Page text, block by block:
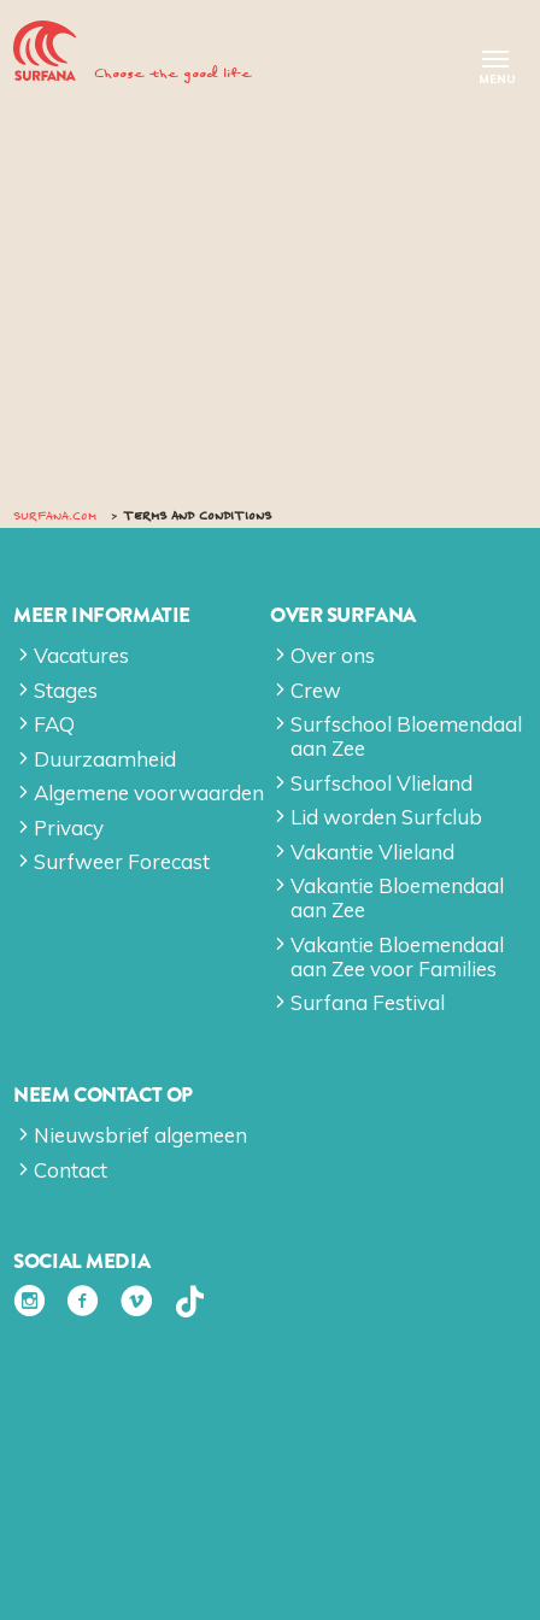
Choose the good life
SURFANA.COM TERMS AND CONDITIONS
MEER INFORMATIE
Vacatures
Stages
FAQ
Duurzaamheid
Algemene voorwaarden
Privacy
Surfweer Forecast
OVER SURFANA
Over ons
Crew
Surfschool Bloemendaal
aan Zee
Surfschool Vlieland
Lid worden Surfclub
Vakantie Vlieland
Vakantie Bloemendaal
aan Zee
Vakantie Bloemendaal
aan Zee voor Families
Surfana Festival
NEEM CONTACT OP
Nieuwsbrief algemeen
Contact
SOCIAL MEDIA